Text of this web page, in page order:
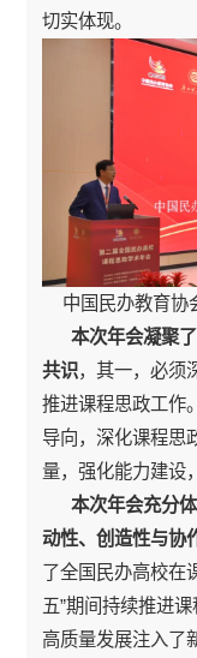
切实体现。
中国民办教育协
本次年会凝聚了
共识，其一，必须
推进课程思政工作
导向，深化课程思
量，强化能力建设
本次年会充分体
动性、创造性与协
了全国民办高校在
五”期间持续推进
高质量发展注入了